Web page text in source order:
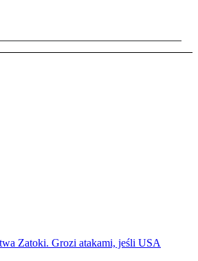
Zatoki. Grozi atakami, jeśli USA